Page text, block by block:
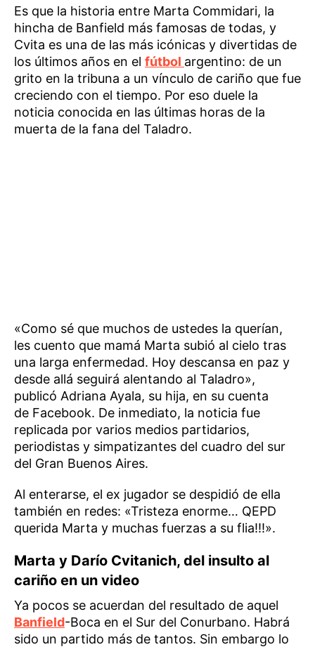
Es que la historia entre Marta Commidari, la
hincha de Banfield más famosas de todas, y
Cvita es una de las más icónicas y divertidas de
los últimos años en el fútbol argentino: de un
grito en la tribuna a un vínculo de cariño que fue
creciendo con el tiempo. Por eso duele la
noticia conocida en las últimas horas de la
muerta de la fana del Taladro.
«Como sé que muchos de ustedes la querían,
les cuento que mamá Marta subió al cielo tras
una larga enfermedad. Hoy descansa en paz y
desde allá seguirá alentando al Taladro»,
publicó Adriana Ayala, su hija, en su cuenta
de Facebook. De inmediato, la noticia fue
replicada por varios medios partidarios,
periodistas y simpatizantes del cuadro del sur
del Gran Buenos Aires.
Al enterarse, el ex jugador se despidió de ella
también en redes: «Tristeza enorme… QEPD
querida Marta y muchas fuerzas a su flia!!!».
Marta y Darío Cvitanich, del insulto al
cariño en un video
Ya pocos se acuerdan del resultado de aquel
Banfield-Boca en el Sur del Conurbano. Habrá
sido un partido más de tantos. Sin embargo lo